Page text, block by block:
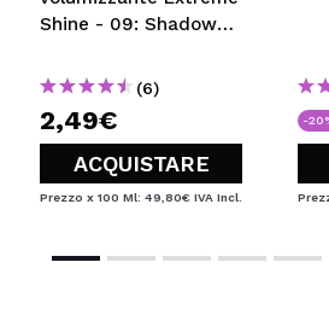
Shine - 09: Shadow
(6)
2,49€
ACQUISTARE
Prezzo x 100 Ml: 49,80€ IVA Incl.
-